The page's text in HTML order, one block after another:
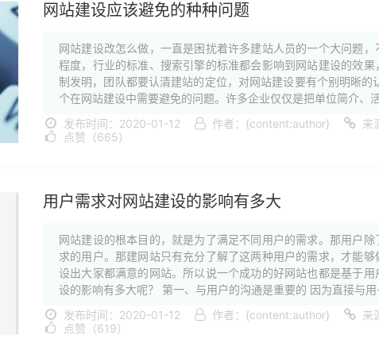
网站建设应该避免的种种问题
网站建设改怎么做，一直是困扰着许多建站人员的一个大问题
程度，行业的标准、搜索引擎的标准都会影响到网站建设的效
制发明，团队都要认清建站的定位，对网站建设要有个别明晰
个在网站建设中需要避免的问题。许多企业仅仅是把单位简介、活
发布时间：2020-01-12
作者：{content:author} 来
点赞（665）
用户需求对网站建设的影响有多大
网站建设的根本目的，就是为了满足不同用户的需求。那用户
求的用户。那建网站只有充分了解了这两种用户的需求，才能
设出大家都满意的网站。所以说一个成功的好网站也都是基于
设的影响有多大呢？ 第一、与用户的沟通是重要的 因为直接与用
发布时间：2020-01-12
作者：{content:author} 来
点赞（619）